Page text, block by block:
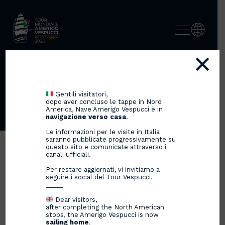
MOSTRA INTERNAZIONALE
D’ARTE CINEMATOGRAFICA
LA BIENNALE DI VENEZIA
Gentili visitatori,
dopo aver concluso le tappe in Nord
America, Nave Amerigo Vespucci è in
navigazione verso casa.
Le informazioni per le visite in Italia
saranno pubblicate progressivamente su
questo sito e comunicate attraverso i
canali ufficiali.
Per restare aggiornati, vi invitiamo a
seguire i social del Tour Vespucci.
Dear visitors,
after completing the North American
stops, the Amerigo Vespucci is now
sailing home.
×